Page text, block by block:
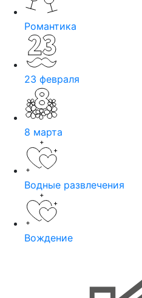
Романтика
23 февраля
8 марта
Водные развлечения
Вождение